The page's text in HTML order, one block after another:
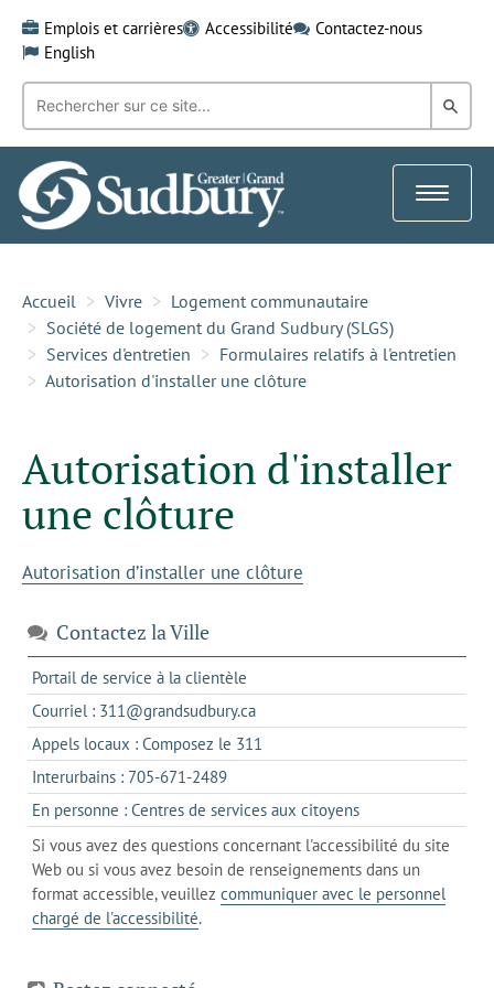
content
Emplois et carrières Accessibilité
Contactez-nous
English
Recherche
mot-
clé:
dans
Toggle
Accueil Vivre
Logement communautaire
Société de logement du Grand Sudbury (SLGS)
Services d'entretien
Formulaires relatifs à l'entretien
Autorisation d'installer une clôture
Autorisation d'installer
une clôture
Autorisation d’installer une clôture
Contactez la Ville
Portail de service à la clientèle
dans
un
nouvel
Courriel : 311@grandsudbury.cas'ouvre
dans
votre
de
messagerie
Appels locaux : Composez le 311
dans
un
client
de
votre
téléphone
Interurbains : 705-671-2489s'ouvre
dans
un
client
de
votre
En personne : Centres de services aux citoyenss'ouvre
dans
l'onglet
actuel
Si vous avez des questions concernant l'accessibilité du site
Web ou si vous avez besoin de renseignements dans un
format accessible, veuillez communiquer avec le personnel
chargé de l'accessibilité.